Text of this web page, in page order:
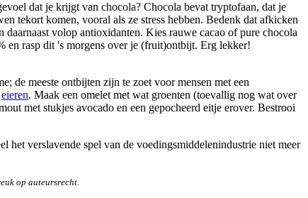
dat je krijgt van chocola? Chocola bevat tryptofaan, dat je
tekort komen, vooral als ze stress hebben. Bedenk dat afkicken
volop antioxidanten. Kies rauwe cacao of pure chocola
en rasp dit 's morgens over je (fruit)ontbijt. Erg lekker!
de meeste ontbijten zijn te zoet voor mensen met een
eieren. Maak een omelet met wat groenten (toevallig nog wat over
met stukjes avocado en een gepocheerd eitje erover. Bestrooi
verslavende spel van de voedingsmiddelenindustrie niet meer
op auteursrecht.